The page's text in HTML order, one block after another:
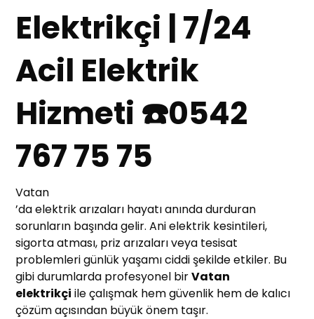
Elektrikçi | 7/24
Acil Elektrik
Hizmeti ☎️0542
767 75 75
Vatan
’da elektrik arızaları hayatı anında durduran
sorunların başında gelir. Ani elektrik kesintileri,
sigorta atması, priz arızaları veya tesisat
problemleri günlük yaşamı ciddi şekilde etkiler. Bu
gibi durumlarda profesyonel birVatan
elektrikçi ile çalışmak hem güvenlik hem de kalıcı
çözüm açısından büyük önem taşır.